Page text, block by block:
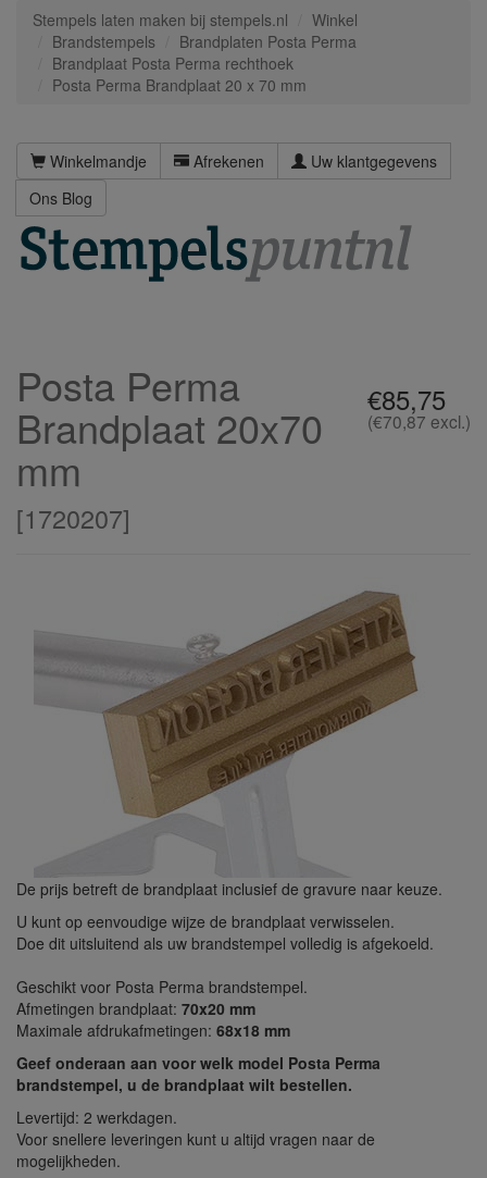
Stempels laten maken bij stempels.nl
Winkel
Brandstempels
Brandplaten Posta Perma
Brandplaat Posta Perma rechthoek
Posta Perma Brandplaat 20 x 70 mm
Winkelmandje Afrekenen
Uw klantgegevens
Ons Blog
€85,75
(€70,87 excl.)
Posta Perma
Brandplaat 20x70
mm
[1720207]
De prijs betreft de brandplaat inclusief de gravure naar keuze.
U kunt op eenvoudige wijze de brandplaat verwisselen.
Doe dit uitsluitend als uw brandstempel volledig is afgekoeld.
Geschikt voor Posta Perma brandstempel.
Afmetingen brandplaat: 70x20 mm
Maximale afdrukafmetingen: 68x18 mm
Geef onderaan aan voor welk model Posta Perma
brandstempel, u de brandplaat wilt bestellen.
Levertijd: 2 werkdagen.
Voor snellere leveringen kunt u altijd vragen naar de
mogelijkheden.